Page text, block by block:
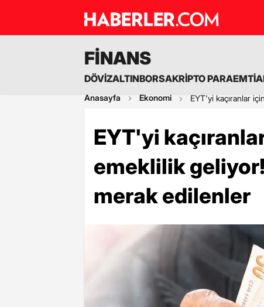
FİNANS
DÖVİZALTINBORSAKRİPTO PARAEMTİA
Anasayfa Ekonomi EYT'yi kaçıranlar
EYT'yi
emeklilik
merak edilenler